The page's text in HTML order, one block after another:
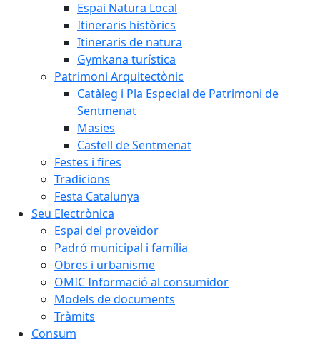
Espai Natura Local
Itineraris històrics
Itineraris de natura
Gymkana turística
Patrimoni Arquitectònic
Catàleg i Pla Especial de Patrimoni de
Sentmenat
Masies
Castell de Sentmenat
Festes i fires
Tradicions
Festa Catalunya
Seu Electrònica
Espai del proveïdor
Padró municipal i família
Obres i urbanisme
OMIC Informació al consumidor
Models de documents
Tràmits
Consum